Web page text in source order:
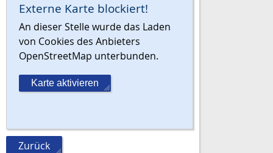
Externe Karte blockiert!
An dieser Stelle wurde das Laden
von Cookies des Anbieters
OpenStreetMap unterbunden.
Karte aktivieren
Zurück